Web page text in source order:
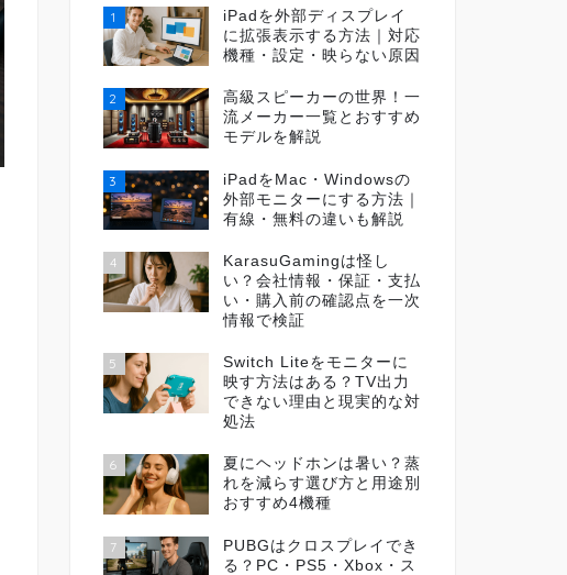
1
iPadを外部ディスプレイ
に拡張表示する方法｜対応
機種・設定・映らない原因
2
高級スピーカーの世界！一
流メーカー一覧とおすすめ
モデルを解説
3
iPadをMac・Windowsの
外部モニターにする方法｜
有線・無料の違いも解説
4
KarasuGamingは怪し
い？会社情報・保証・支払
い・購入前の確認点を一次
情報で検証
5
Switch Liteをモニターに
映す方法はある？TV出力
できない理由と現実的な対
処法
6
夏にヘッドホンは暑い？蒸
れを減らす選び方と用途別
おすすめ4機種
7
PUBGはクロスプレイでき
る？PC・PS5・Xbox・ス